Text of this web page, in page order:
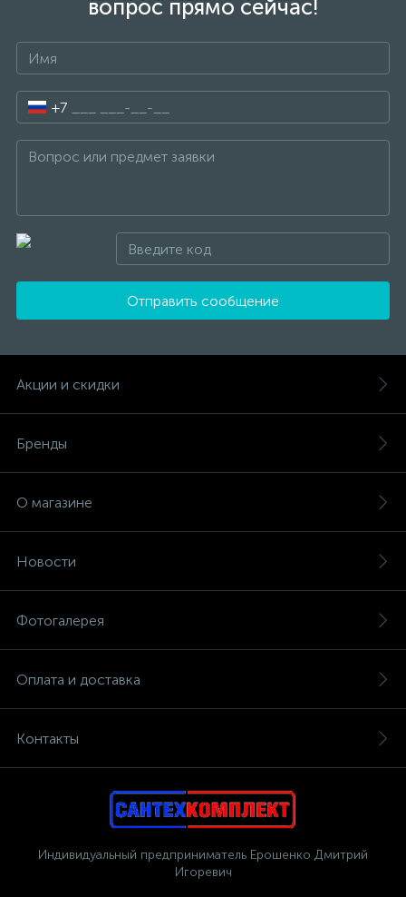
вопрос прямо сейчас!
+7
Отправить сообщение
Акции и скидки
Бренды
О магазине
Новости
Фотогалерея
Оплата и доставка
Контакты
Индивидуальный предприниматель Ерошенко Дмитрий
Игоревич